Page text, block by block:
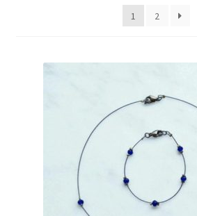
1 2